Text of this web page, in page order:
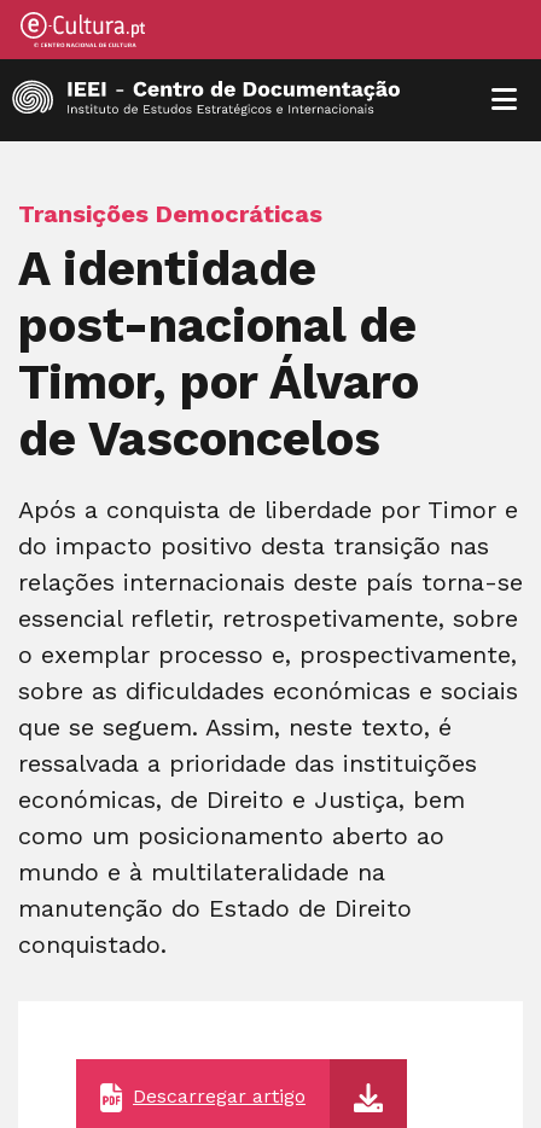
Transições Democráticas
A identidade
post-nacional de
Timor, por Álvaro
de Vasconcelos
Após a conquista de liberdade por Timor e
do impacto positivo desta transição nas
relações internacionais deste país torna-se
essencial refletir, retrospetivamente, sobre
o exemplar processo e, prospectivamente,
sobre as dificuldades económicas e sociais
que se seguem. Assim, neste texto, é
ressalvada a prioridade das instituições
económicas, de Direito e Justiça, bem
como um posicionamento aberto ao
mundo e à multilateralidade na
manutenção do Estado de Direito
conquistado.
Descarregar artigo